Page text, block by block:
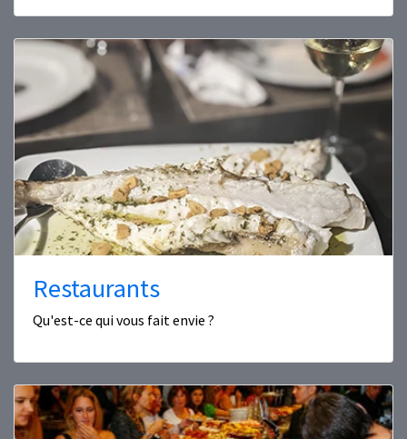
Restaurants
Qu'est-ce qui vous fait envie ?